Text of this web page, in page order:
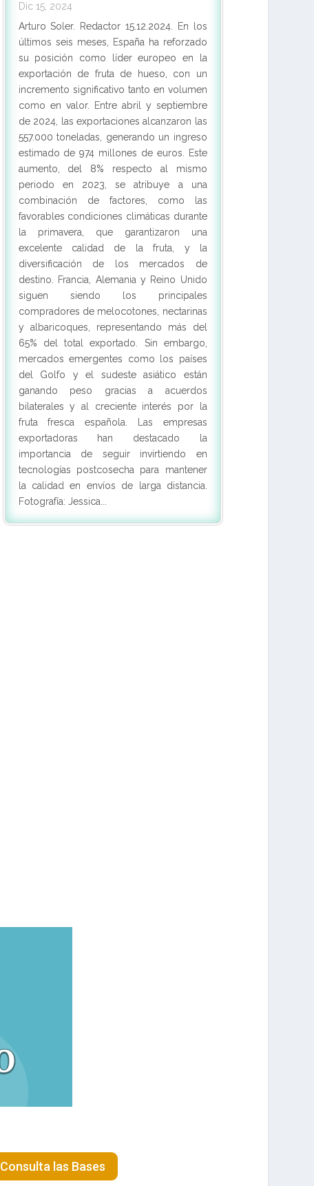
Dic 15, 2024
Arturo Soler. Redactor 15.12.2024. En los
últimos seis meses, España ha reforzado
su posición como líder europeo en la
exportación de fruta de hueso, con un
incremento significativo tanto en volumen
como en valor. Entre abril y septiembre
de 2024, las exportaciones alcanzaron las
557.000 toneladas, generando un ingreso
estimado de 974 millones de euros. Este
aumento, del 8% respecto al mismo
periodo en 2023, se atribuye a una
combinación de factores, como las
favorables condiciones climáticas durante
la primavera, que garantizaron una
excelente calidad de la fruta, y la
diversificación de los mercados de
destino. Francia, Alemania y Reino Unido
siguen siendo los principales
compradores de melocotones, nectarinas
y albaricoques, representando más del
65% del total exportado. Sin embargo,
mercados emergentes como los países
del Golfo y el sudeste asiático están
ganando peso gracias a acuerdos
bilaterales y al creciente interés por la
fruta fresca española. Las empresas
exportadoras han destacado la
importancia de seguir invirtiendo en
tecnologías postcosecha para mantener
la calidad en envíos de larga distancia.
Fotografía: Jessica...
Consulta las Bases